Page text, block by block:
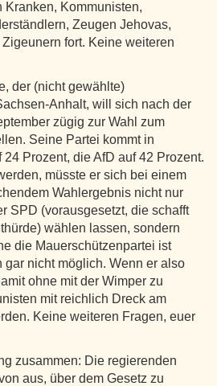
Kranken, Kommunisten,
Zeugen Jehovas,
fort. Keine weiteren
der (nicht gewählte)
Anhalt, will sich nach der
zügig zur Wahl zum
Seine Partei kommt in
Prozent, die AfD auf 42 Prozent.
müsste er sich bei einem
Wahlergebnis nicht nur
SPD (vorausgesetzt, die schafft
wählen lassen, sondern
die Mauerschützenpartei ist
gar nicht möglich. Wenn er also
ohne mit der Wimper zu
mit reichlich Dreck am
Keine weiteren Fragen, euer
zusammen: Die regierenden
aus, über dem Gesetz zu